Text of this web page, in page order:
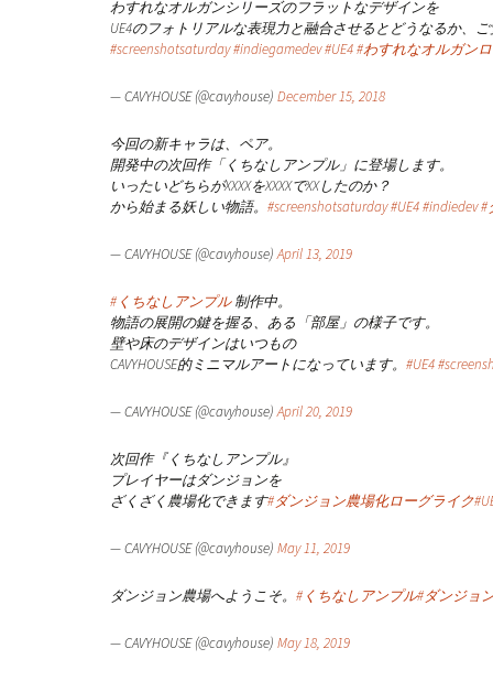
わすれなオルガンシリーズのフラットなデザインを
UE4のフォトリアルな表現力と融合させるとどうなるか、
#screenshotsaturday#indiegamedev#UE4#わすれなオルガン
— CAVYHOUSE (@cavyhouse) December 15, 2018
今回の新キャラは、ペア。
開発中の次回作「くちなしアンプル」に登場します。
いったいどちらがXXXXをXXXXでXXしたのか？
から始まる妖しい物語。 #screenshotsaturday#UE4#indiedev#
— CAVYHOUSE (@cavyhouse)April 13, 2019
#くちなしアンプル制作中。
物語の展開の鍵を握る、ある「部屋」の様子です。
壁や床のデザインはいつもの
CAVYHOUSE的ミニマルアートになっています。 #UE4
— CAVYHOUSE (@cavyhouse)April 20, 2019
次回作『くちなしアンプル』
プレイヤーはダンジョンを
ざくざく農場化できます#ダンジョン農場化ローグライク
— CAVYHOUSE (@cavyhouse) May 11, 2019
ダンジョン農場へようこそ。 #くちなしアンプル#ダンジョ
— CAVYHOUSE (@cavyhouse) May 18, 2019